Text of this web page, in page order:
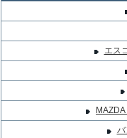
エス
バ